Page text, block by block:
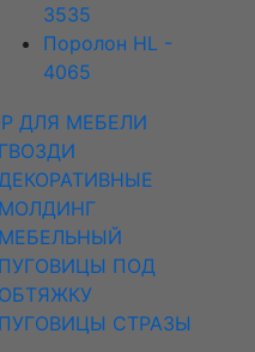
3535
Поролон HL -
4065
ДЛЯ МЕБЕЛИ
ГВОЗДИ
ДЕКОРАТИВНЫЕ
МОЛДИНГ
МЕБЕЛЬНЫЙ
ПУГОВИЦЫ ПОД
ОБТЯЖКУ
ПУГОВИЦЫ СТРАЗЫ